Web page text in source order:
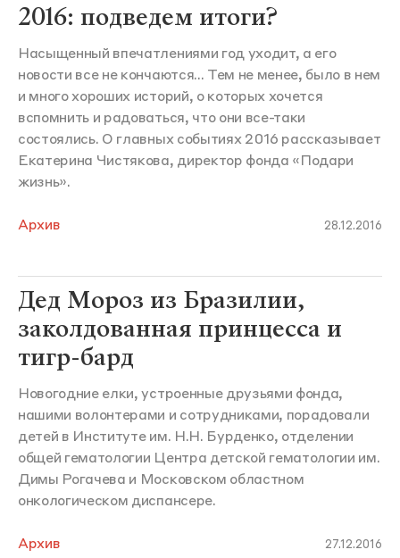
2016: подведем итоги?
Насыщенный впечатлениями год уходит, а его
новости все не кончаются... Тем не менее, было в нем
и много хороших историй, о которых хочется
вспомнить и радоваться, что они все-таки
состоялись. О главных событиях 2016 рассказывает
Екатерина Чистякова, директор фонда «Подари
жизнь».
Архив 28.12.2016
Дед Мороз из Бразилии,
заколдованная принцесса и
тигр-бард
Новогодние елки, устроенные друзьями фонда,
нашими волонтерами и сотрудниками, порадовали
детей в Институте им. Н.Н. Бурденко, отделении
общей гематологии Центра детской гематологии им.
Димы Рогачева и Московском областном
онкологическом диспансере.
Архив 27.12.2016